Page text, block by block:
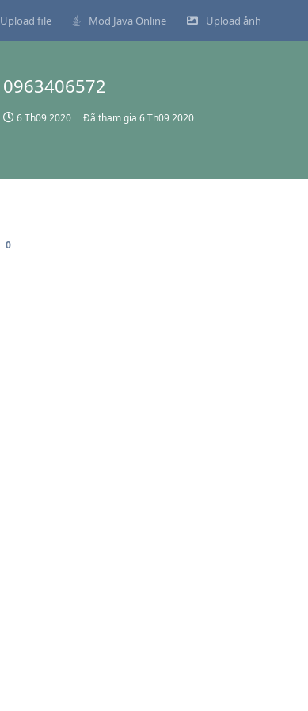
Upload file Mod Java Online Upload ảnh
0963406572
6 Th09 2020 Đã tham gia 6 Th09 2020
0